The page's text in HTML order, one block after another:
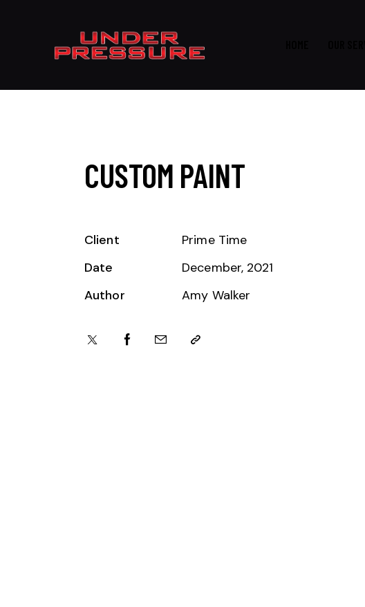
CUSTOM PAINT
Client
Prime Time
Date
December, 2021
Author
Amy Walker